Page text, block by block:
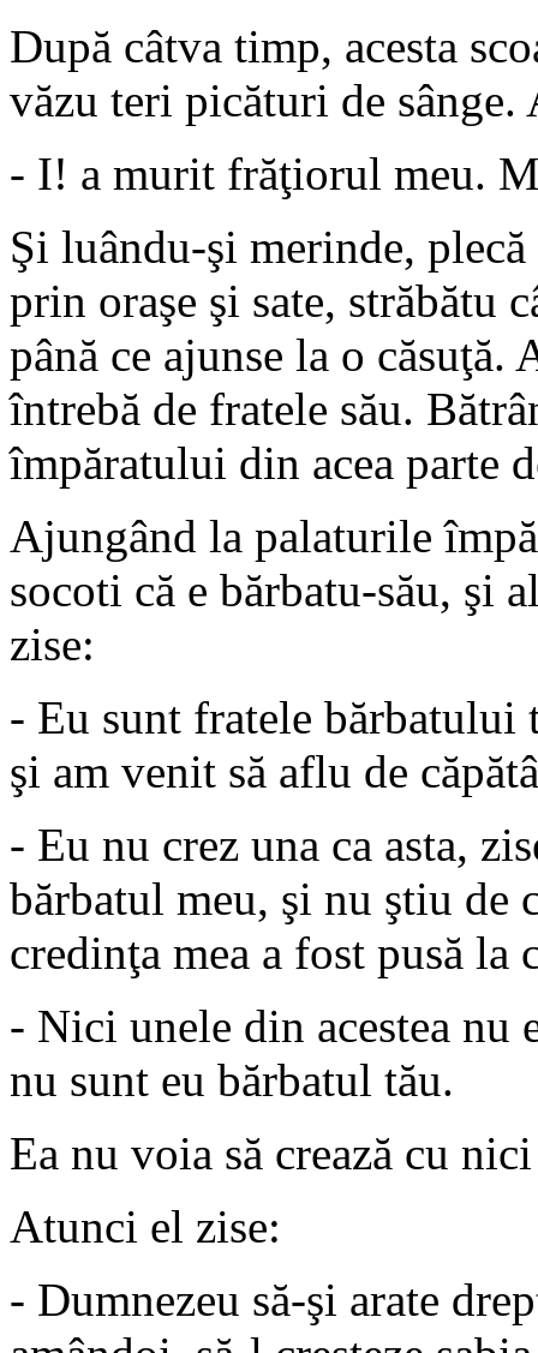
După câtva timp, acesta
văzu teri picături de sânge.
- I! a murit frăţiorul meu.
Şi luându-şi merinde,
prin oraşe şi sate, străbătu
până ce ajunse la o
întrebă de fratele său.
împăratului din acea parte
Ajungând la palaturile
socoti că e bărbatu-său, şi
zise:
- Eu sunt fratele bărbatului
şi am venit să aflu de
- Eu nu crez una ca asta,
bărbatul meu, şi nu ştiu de
credinţa mea a fost pusă la
- Nici unele din acestea nu
nu sunt eu bărbatul tău.
Ea nu voia să crează cu
Atunci el zise:
- Dumnezeu să-şi arate